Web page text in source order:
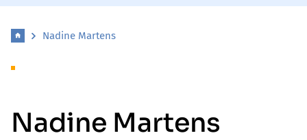
Nadine Martens
Nadine Martens